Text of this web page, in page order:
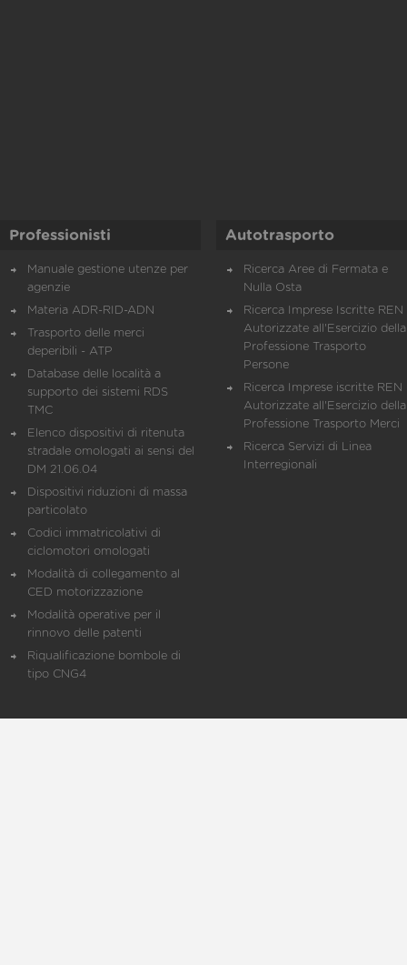
Professionisti
Manuale gestione utenze per
agenzie
Materia ADR-RID-ADN
Trasporto delle merci
deperibili - ATP
Database delle località a
supporto dei sistemi RDS
TMC
Elenco dispositivi di ritenuta
stradale omologati ai sensi del
DM 21.06.04
Dispositivi riduzioni di massa
particolato
Codici immatricolativi di
ciclomotori omologati
Modalità di collegamento al
CED motorizzazione
Modalità operative per il
rinnovo delle patenti
Riqualificazione bombole di
tipo CNG4
Autotrasporto
Ricerca Aree di Fermata e
Nulla Osta
Ricerca Imprese Iscritte REN
Autorizzate all'Esercizio della
Professione Trasporto
Persone
Ricerca Imprese iscritte REN
Autorizzate all'Esercizio della
Professione Trasporto Merci
Ricerca Servizi di Linea
Interregionali